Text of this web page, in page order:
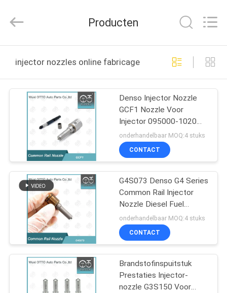
PRODUCTEN
FABRIEKSTOUR
KWALITEITSCONTROLE
NEEM
CONTACT
MET
AUTO
PARTS
Rights
Producten
injector nozzles online fabricage
Denso Injector Nozzle
GCF1 Nozzle Voor
Injector 095000-1020
Toegepast SINOCMP
MOTOR
onderhandelbaar MOQ:4 stuks
CONTACT
G4S073 Denso G4 Series
Common Rail Injector
Nozzle Diesel Fuel
Injector Nozzle
Leverancier
onderhandelbaar MOQ:4 stuks
CONTACT
Brandstofinspuitstuk
Prestaties Injector-
nozzle G3S150 Voor